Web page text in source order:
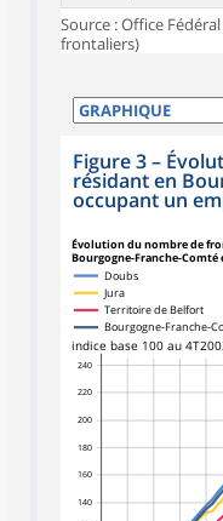
Source : Office
frontaliers)
Figure 3–
résidant en
occupant un
Évolution du nombre de
Bourgogne-Franche-
140
160
180
200
220
240
indice base 100 au
Doubs
Jura
Territoire de Belfort
Bourgogne-Franche-